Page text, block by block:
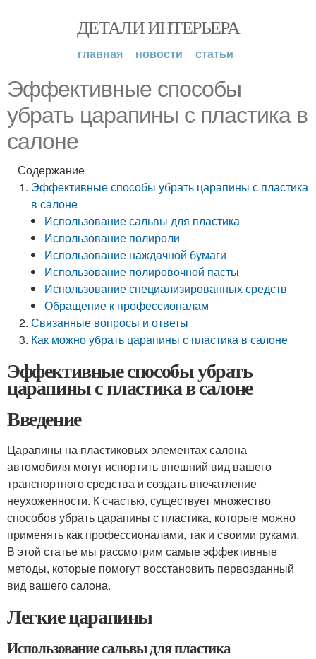
ДЕТАЛИ ИНТЕРЬЕРА
главная новости статьи
Эффективные способы
убрать царапины с пластика в
салоне
Содержание
Эффективные способы убрать царапины с пластика
в салоне
Использование сальвы для пластика
Использование полироли
Использование наждачной бумаги
Использование полировочной пасты
Использование специализированных средств
Обращение к профессионалам
Связанные вопросы и ответы
Как можно убрать царапины с пластика в салоне
Эффективные способы убрать
царапины с пластика в салоне
Введение
Царапины на пластиковых элементах салона
автомобиля могут испортить внешний вид вашего
транспортного средства и создать впечатление
неухоженности. К счастью, существует множество
способов убрать царапины с пластика, которые можно
применять как профессионалами, так и своими руками.
В этой статье мы рассмотрим самые эффективные
методы, которые помогут восстановить первозданный
вид вашего салона.
Легкие царапины
Использование сальвы для пластика